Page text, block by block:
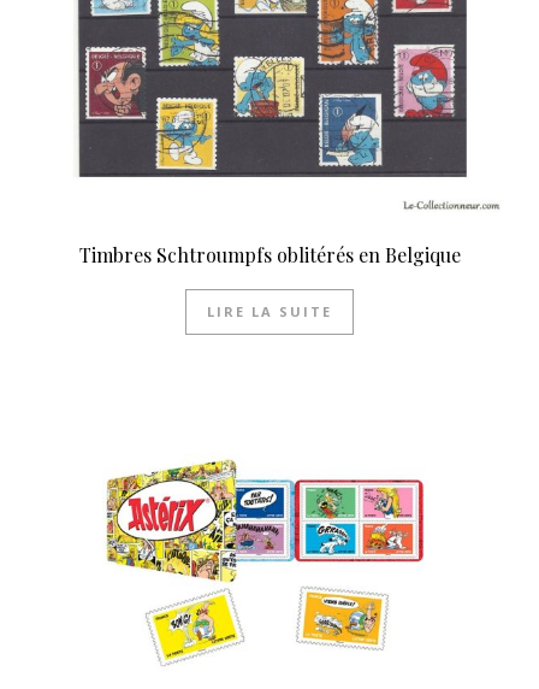
Timbres Schtroumpfs oblitérés en Belgique
LIRE LA SUITE